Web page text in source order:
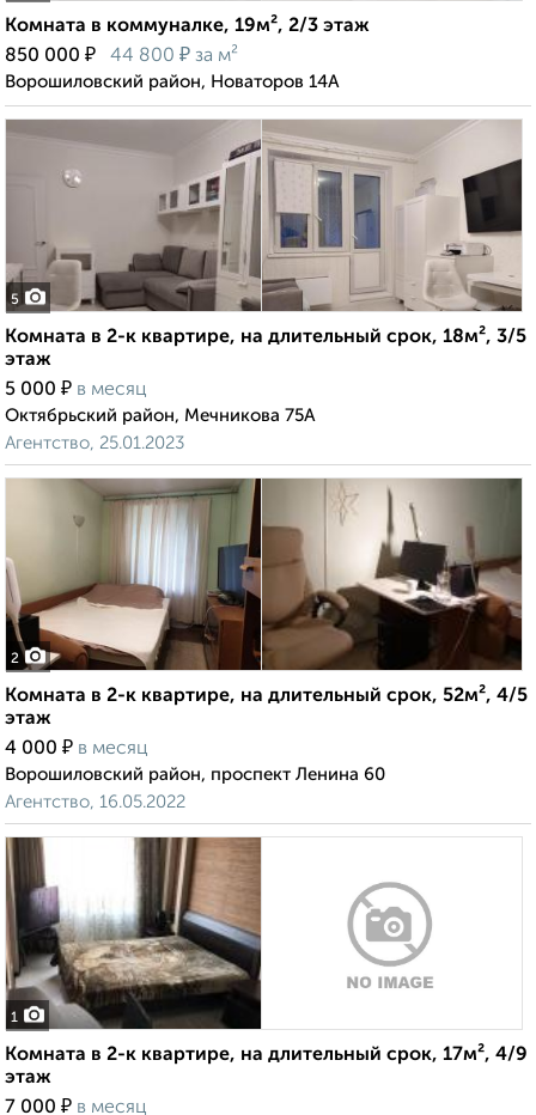
Комната в коммуналке, 19м², 2/3 этаж
850 000 ₽ 44 800 ₽ за м²
Ворошиловский район, Новаторов 14А
5
Комната в 2-к квартире, на длительный срок, 18м², 3/5
этаж
5 000 ₽ в месяц
Октябрьский район, Мечникова 75А
Агентство, 25.01.2023
2
Комната в 2-к квартире, на длительный срок, 52м², 4/5
этаж
4 000 ₽ в месяц
Ворошиловский район, проспект Ленина 60
Агентство, 16.05.2022
1
Комната в 2-к квартире, на длительный срок, 17м², 4/9
этаж
7 000 ₽ в месяц